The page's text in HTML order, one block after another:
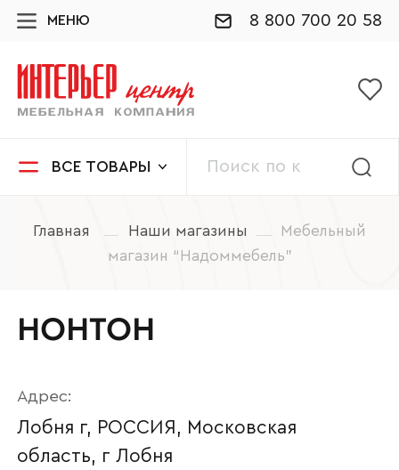
МЕНЮ 8 800 700 20 58
ВСЕ ТОВАРЫ
Главная Наши магазины
Мебельный
магазин “Надоммебель”
НОНТОН
Адрес:
Лобня г, РОССИЯ, Московская
область, г Лобня